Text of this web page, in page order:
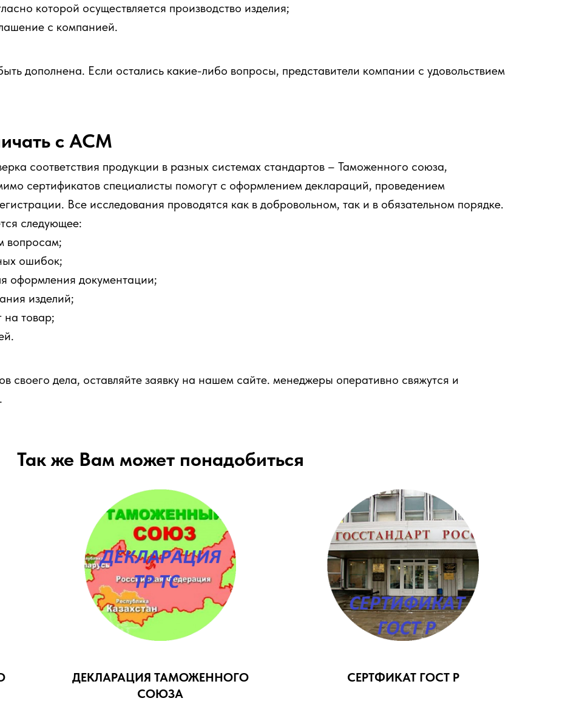
которой осуществляется производство изделия;
с компанией.
дополнена. Если остались какие-либо вопросы, представители компании с удовольствием
с АСМ
соответствия продукции в разных системах стандартов – Таможенного союза,
сертификатов специалисты помогут с оформлением деклараций, проведением
Все исследования проводятся как в добровольном, так и в обязательном порядке.
следующее:
вопросам;
ошибок;
оформления документации;
изделий;
на товар;
своего дела, оставляйте заявку на нашем сайте. менеджеры оперативно свяжутся и
Так же Вам может понадобиться
ДЕКЛАРАЦИЯ ТАМОЖЕННОГО
СОЮЗА
СЕРТФИКАТ ГОСТ Р